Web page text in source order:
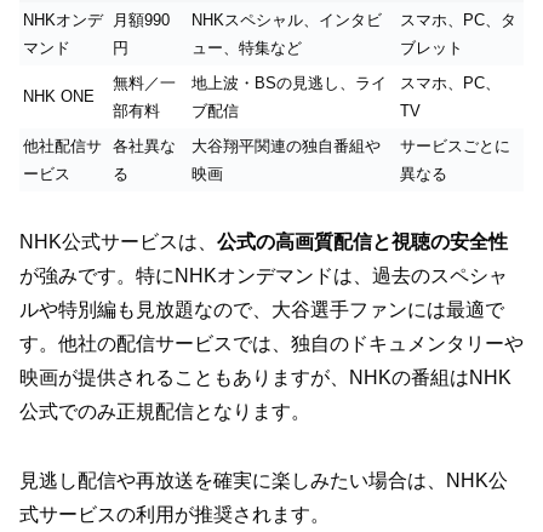
NHKオンデ
マンド
月額990
円
NHKスペシャル、インタビ
ュー、特集など
スマホ、PC、タ
ブレット
NHK ONE
無料／一
部有料
地上波・BSの見逃し、ライ
ブ配信
スマホ、PC、
TV
他社配信サ
ービス
各社異な
る
大谷翔平関連の独自番組や
映画
サービスごとに
異なる
NHK公式サービスは、 公式の高画質配信と視聴の安全性
が強みです。特にNHKオンデマンドは、過去のスペシャ
ルや特別編も見放題なので、大谷選手ファンには最適で
す。他社の配信サービスでは、独自のドキュメンタリーや
映画が提供されることもありますが、NHKの番組はNHK
公式でのみ正規配信となります。
見逃し配信や再放送を確実に楽しみたい場合は、NHK公
式サービスの利用が推奨されます。